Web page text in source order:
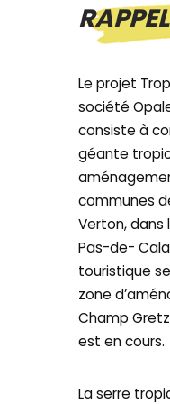
Le projet
société
consiste à
géante
communes
Verton,
Pas-de-
touristique
zone
Champ
est en cours.
La serre